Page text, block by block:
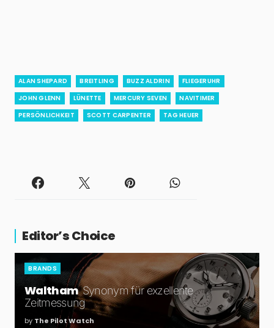
ALAN SHEPARD BREITLING BUZZ ALDRIN
FLIEGERUHR
JOHN GLENN
LÜNETTE MERCURY SEVEN
NAVITIMER
PERSÖNLICHKEIT
SCOTT CARPENTER TAG HEUER
Editor’s Choice
BRANDS
Waltham Synonym für exzellente
Zeitmessung
by The Pilot Watch